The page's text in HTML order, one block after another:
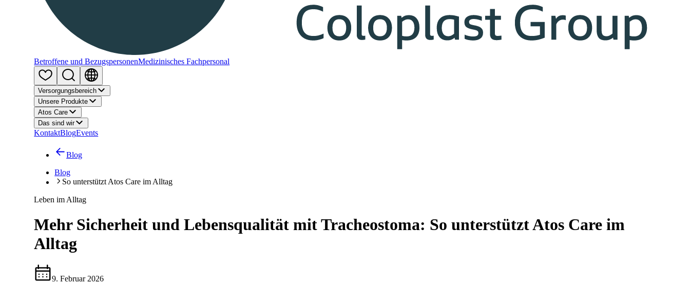
Betroffene und BezugspersonenMedizinisches Fachpersonal
Versorgungsbereich
Unsere Produkte
Atos Care
Das sind wir
KontaktBlogEvents
Blog
Blog
So unterstützt Atos Care im Alltag
Leben im Alltag
Mehr Sicherheit und Lebensqualität mit Tracheostoma: So unterstützt Atos Care im
Alltag
9. Februar 2026